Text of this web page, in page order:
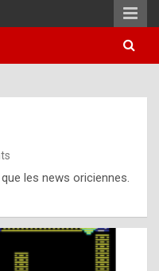
les news oriciennes.